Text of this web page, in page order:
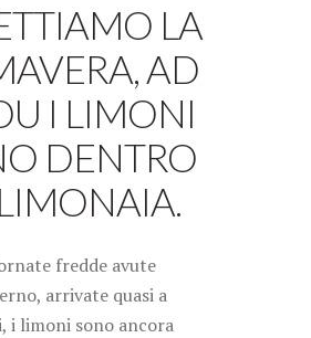
LA
AD
I LIMONI
DENTRO
fredde avute
arrivate quasi a
i limoni sono ancora